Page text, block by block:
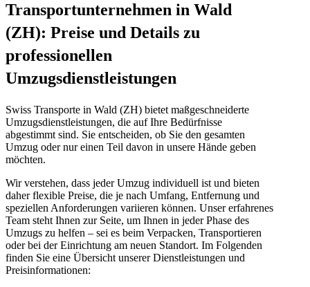
Transportunternehmen in Wald
(ZH): Preise und Details zu
professionellen
Umzugsdienstleistungen
Swiss Transporte in Wald (ZH) bietet maßgeschneiderte
Umzugsdienstleistungen, die auf Ihre Bedürfnisse
abgestimmt sind. Sie entscheiden, ob Sie den gesamten
Umzug oder nur einen Teil davon in unsere Hände geben
möchten.
Wir verstehen, dass jeder Umzug individuell ist und bieten
daher flexible Preise, die je nach Umfang, Entfernung und
speziellen Anforderungen variieren können. Unser erfahrenes
Team steht Ihnen zur Seite, um Ihnen in jeder Phase des
Umzugs zu helfen – sei es beim Verpacken, Transportieren
oder bei der Einrichtung am neuen Standort. Im Folgenden
finden Sie eine Übersicht unserer Dienstleistungen und
Preisinformationen: